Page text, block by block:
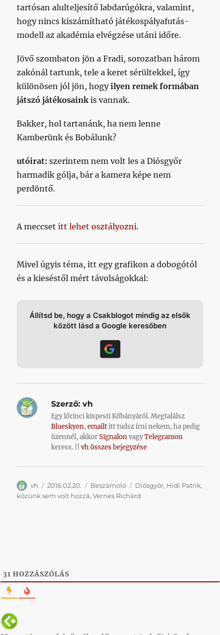
tartósan alulteljesítő labdarúgókra, valamint,
hogy nincs kiszámítható játékospályafutás-
modell az akadémia elvégzése utáni időre.
Jövő szombaton jön a Fradi, sorozatban három
zakónál tartunk, tele a keret sérültekkel, így
különösen jól jön, hogyilyen remek formában
játszó játékosainkis vannak.
Bakker, hol tartanánk, ha nem lenne
Kamberünk és Bobálunk?
utóirat: szerintem nem volt les a Diósgyőr
harmadik gólja, bár a kamera képe nem
perdöntő.
A meccsetitt lehet osztályozni.
Mivel úgyis téma, itt egy grafikon a dobogótól
és a kieséstől mért távolságokkal:
Állítsd be, hogy a Csakblogot mindig az elsők
között lásd a Google keresőben
Szerző: vh
Egy lőrinci kispesti Kőbányáról. Megtalálsz
Blueskyon,emailtitt tudsz írni nekem, ha pedig
üzennél, akkorSignalonvagyTelegramon
keress. ||vh összes bejegyzése
Szerző
vh Közzétéve
2016.02.20. Kategória
Beszámoló Címke
Diósgyőr, Hidi Patrik,
közünk sem volt hozzá,Vernes Richárd
31 HOZZÁSZÓLÁS